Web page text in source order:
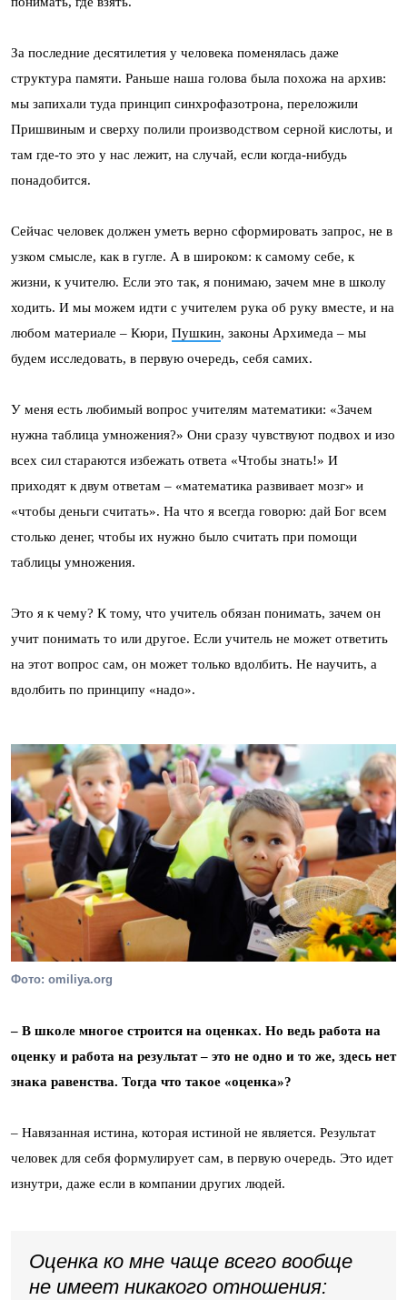
За последние десятилетия у человека поменялась даже
структура памяти. Раньше наша голова была похожа на архив:
мы запихали туда принцип синхрофазотрона, переложили
Пришвиным и сверху полили производством серной кислоты, и
там где-то это у нас лежит, на случай, если когда-нибудь
понадобится.
Сейчас человек должен уметь верно сформировать запрос, не в
узком смысле, как в гугле. А в широком: к самому себе, к
жизни, к учителю. Если это так, я понимаю, зачем мне в школу
ходить. И мы можем идти с учителем рука об руку вместе, и на
любом материале – Кюри, Пушкин, законы Архимеда – мы
будем исследовать, в первую очередь, себя самих.
У меня есть любимый вопрос учителям математики: «Зачем
нужна таблица умножения?» Они сразу чувствуют подвох и изо
всех сил стараются избежать ответа «Чтобы знать!» И
приходят к двум ответам – «математика развивает мозг» и
«чтобы деньги считать». На что я всегда говорю: дай Бог всем
столько денег, чтобы их нужно было считать при помощи
таблицы умножения.
Это я к чему? К тому, что учитель обязан понимать, зачем он
учит понимать то или другое. Если учитель не может ответить
на этот вопрос сам, он может только вдолбить. Не научить, а
вдолбить по принципу «надо».
Фото: omiliya.org
– В школе многое строится на оценках. Но ведь работа на
оценку и работа на результат – это не одно и то же, здесь нет
знака равенства. Тогда что такое «оценка»?
– Навязанная истина, которая истиной не является. Результат
человек для себя формулирует сам, в первую очередь. Это идет
изнутри, даже если в компании других людей.
Оценка ко мне чаще всего вообще
не имеет никакого отношения: